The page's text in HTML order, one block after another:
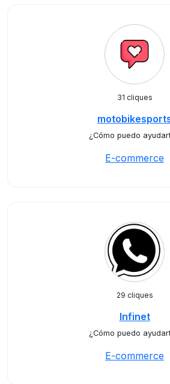
31 cliques
¿Cómo puedo
E-commerce
29 cliques
Infinet
¿Cómo puedo
E-commerce